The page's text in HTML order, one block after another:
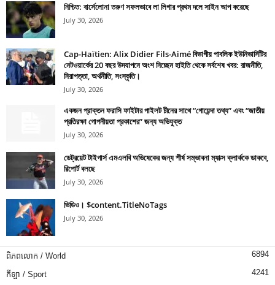
নিশ্চিত: বার্সেলোনা তরুণ সফলভাবে লা লিগার প্রথম দলে সাইন আপ করেছে
July 30, 2026
Cap-Haïtien: Alix Didier Fils-Aimé বিভাগীয় পাবলিক ইউনিভার্সিটির
নেটওয়ার্কের 20 বছর উদযাপনে অংশ নিচ্ছেন হাইতি থেকে সর্বশেষ খবর: রাজনীতি,
নিরাপত্তা, অর্থনীতি, সংস্কৃতি।
July 30, 2026
একজন প্রাক্তন ফরাসি ফাইটার পাইলট চীনের সাথে “গোয়েন্দা তথ্য” এবং “জাতীয়
প্রতিরক্ষা গোপনীয়তা প্রকাশের” জন্য অভিযুক্ত
July 30, 2026
ডেট্রয়েট টাইগার্স এমএলবি অভিষেকের জন্য শীর্ষ সম্ভাবনা ম্যাক্স ক্লার্ককে ডাকবে,
রিপোর্ট বলছে
July 30, 2026
ভিডিও। $content.TitleNoTags
July 30, 2026
ពិភពលោក / World 6894
កីឡា / Sport 4241